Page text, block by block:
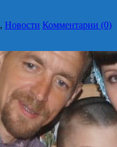
, Новости Комментарии (0)